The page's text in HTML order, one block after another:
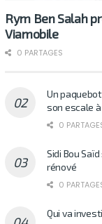
Rym Ben Salah
Viamobile
0 PARTAGES
Un
son escale
0
Sidi Bou
rénové
0
Qui va